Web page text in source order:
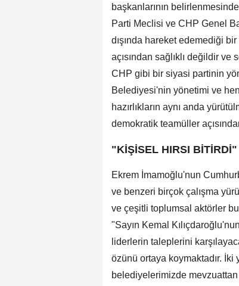
başkanlarının
Parti Meclisi ve CHP Genel
dışında hareket edemediği
açısından sağlıklı değildir ve
CHP gibi bir siyasi partinin
Belediyesi'nin yönetimi ve
hazırlıkların aynı anda
demokratik teamüller
"KİŞİSEL HIRSI BİTİRDİ"
Ekrem İmamoğlu'nun
ve benzeri birçok çalışma
ve çeşitli toplumsal aktörler
"Sayın Kemal
liderlerin taleplerini
özünü ortaya koymaktadır. İki
belediyelerimizde